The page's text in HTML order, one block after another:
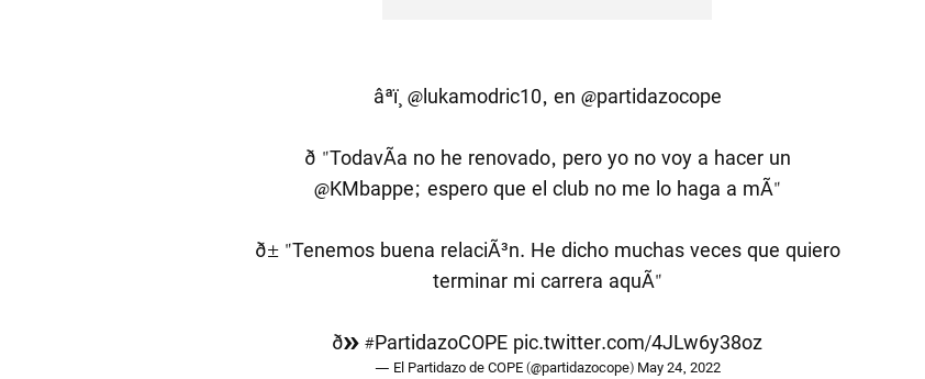
âªï¸ @lukamodric10, en @partidazocope
ð "TodavÃ­a no he renovado, pero yo no voy a hacer un
@KMbappe; espero que el club no me lo haga a mÃ­"
ð± "Tenemos buena relaciÃ³n. He dicho muchas veces que quiero
terminar mi carrera aquÃ­"
ð» #PartidazoCOPE pic.twitter.com/4JLw6y38oz
— El Partidazo de COPE (@partidazocope) May 24, 2022